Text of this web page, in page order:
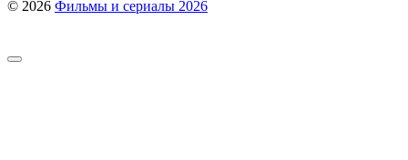
© 2026 Фильмы и сериалы 2026